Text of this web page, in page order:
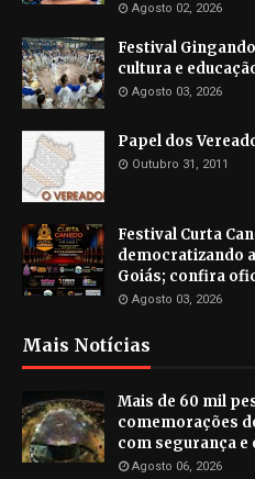
Agosto 02, 2026
Festival
cultura e
Agosto 03, 2026
Papel dos
Outubro 31, 2011
Festival Curta
democratizando
Goiás; confira
Agosto 03, 2026
Mais Notícias
Mais de 60 mil
comemorações
com segurança e
Agosto 06, 2026